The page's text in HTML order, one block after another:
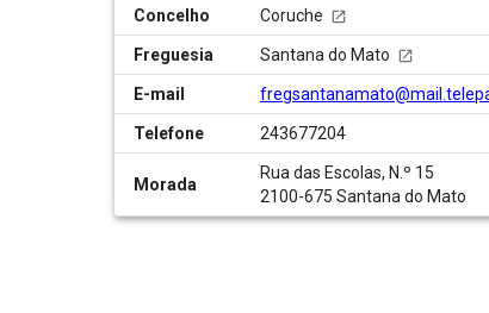
Concelho Coruche
Freguesia Santana do Mato
E-mail
Telefone 243677204
Morada
Rua das Escolas, N.º 15
2100-675 Santana do Mato